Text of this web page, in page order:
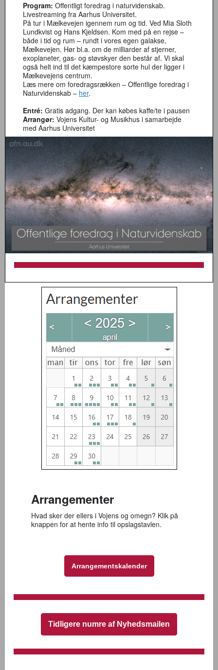
Program: Offentligt foredrag i naturvidenskab.
Livestreaming fra Aarhus Universitet.
På tur i Mælkevejen igennem rum og tid. Ved Mia Sloth
Lundkvist og Hans Kjeldsen. Kom med på en rejse –
både i tid og rum – rundt i vores egen galakse,
Mælkevejen. Hør bl.a. om de milliarder af stjerner,
exoplaneter, gas- og støvskyer den består af. Vi skal
også helt ind til det kæmpestore sorte hul der ligger i
Mælkevejens centrum.
Læs mere om foredragsrækken – Offentlige foredrag i
Naturvidenskab – her.
Entré: Gratis adgang. Der kan købes kaffe/te i pausen
Arrangør: Vojens Kultur- og Musikhus i samarbejde
med Aarhus Universitet
Arrangementer
Hvad sker der ellers i Vojens og omegn? Klik på
knappen for at hente info til opslagstavlen.
Arrangementskalender
Tidligere numre af Nyhedsmailen